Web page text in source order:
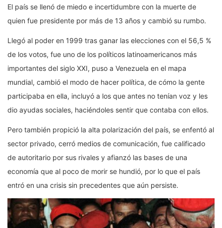
El país se llenó de miedo e incertidumbre con la muerte de
quien fue presidente por más de 13 años y cambió su rumbo.
Llegó al poder en 1999 tras ganar las elecciones con el 56,5 %
de los votos, fue uno de los políticos latinoamericanos más
importantes del siglo XXI, puso a Venezuela en el mapa
mundial, cambió el modo de hacer política, de cómo la gente
participaba en ella, incluyó a los que antes no tenían voz y les
dio ayudas sociales, haciéndoles sentir que contaba con ellos.
Pero también propició la alta polarización del país, se enfentó al
sector privado, cerró medios de comunicación, fue calificado
de autoritario por sus rivales y afianzó las bases de una
economía que al poco de morir se hundió, por lo que el país
entró en una crisis sin precedentes que aún persiste.